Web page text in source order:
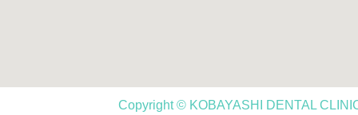
Copyright © KOBAYASHI DENTAL